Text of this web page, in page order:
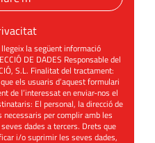
la següent informació
DE DADES Responsable del
S.L. Finalitat del tractament:
els usuaris d’aquest formulari
de l’interessat en enviar-nos el
El personal, la direcció de
necessaris per complir amb les
dades a tercers. Drets que
i/o suprimir les seves dades,